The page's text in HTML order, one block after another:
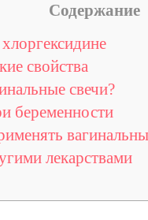
Содержание
свойства
свечи?
беременности
лекарствами